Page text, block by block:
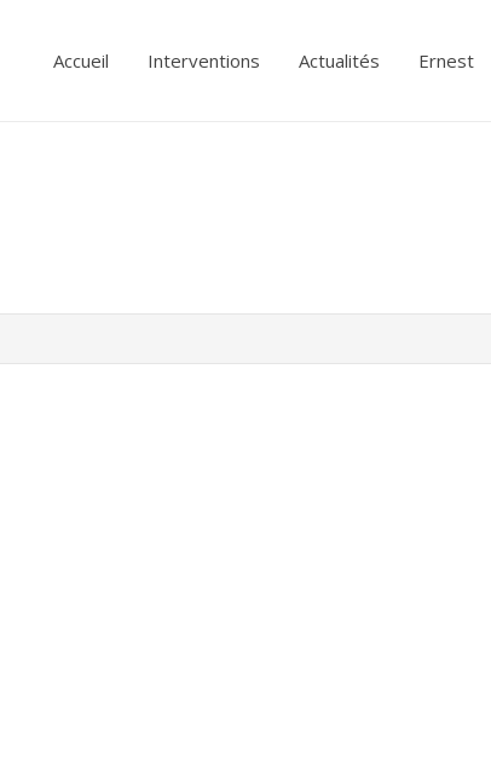
Accueil Interventions Actualités Ernest